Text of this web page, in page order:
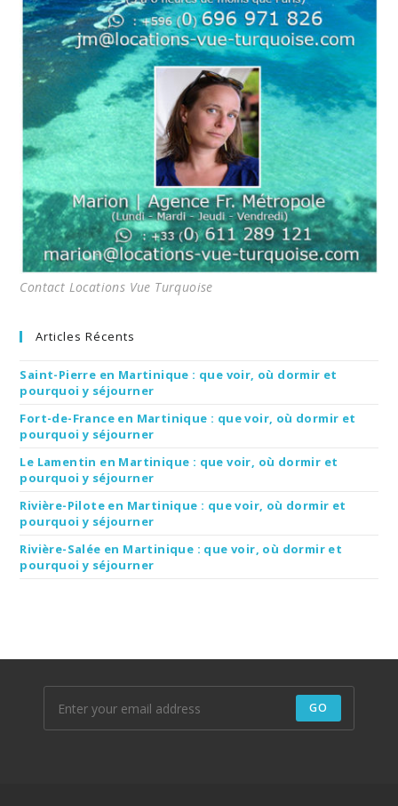
Contact Locations Vue Turquoise
Articles Récents
Saint-Pierre en Martinique : que voir, où dormir et
pourquoi y séjourner
Fort-de-France en Martinique : que voir, où dormir et
pourquoi y séjourner
Le Lamentin en Martinique : que voir, où dormir et
pourquoi y séjourner
Rivière-Pilote en Martinique : que voir, où dormir et
pourquoi y séjourner
Rivière-Salée en Martinique : que voir, où dormir et
pourquoi y séjourner
GO